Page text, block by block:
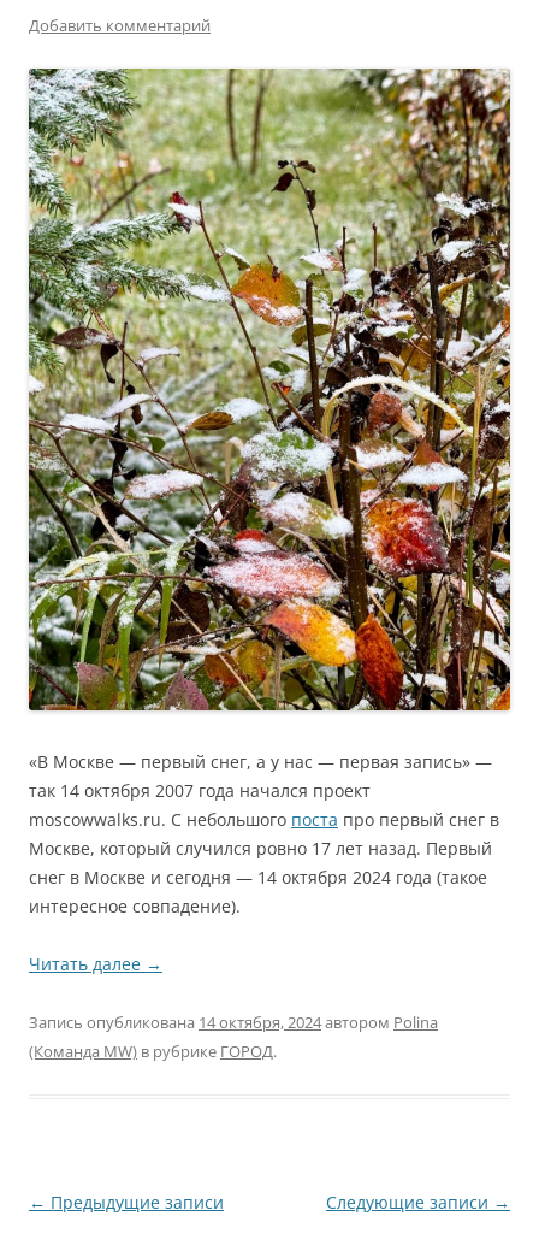
Добавить комментарий
«В Москве — первый снег, а у нас — первая запись» —
так 14 октября 2007 года начался проект
moscowwalks.ru. С небольшого поста про первый снег в
Москве, который случился ровно 17 лет назад. Первый
снег в Москве и сегодня — 14 октября 2024 года (такое
интересное совпадение).
Читать далее →
Запись опубликована 14 октября, 2024автором Polina
(Команда MW) в рубрике ГОРОД.
Навигация
← Предыдущие записи Следующие записи →